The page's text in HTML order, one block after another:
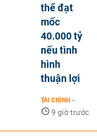
thể đạt
mốc
40.000 tỷ
nếu tình
hình
thuận lợi
TÀI CHÍNH -
9 giờ trước